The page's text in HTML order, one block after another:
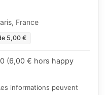
France
5,00 €
(6,00 € hors happy
informations peuvent